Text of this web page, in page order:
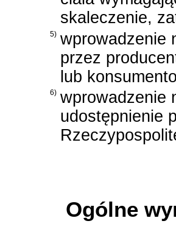
skaleczenie,
5) wprowadzenie
przez
lub
6) wprowadzenie
udostępnienie
Ogólne